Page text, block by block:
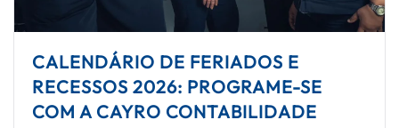
CALENDÁRIO DE FERIADOS E
RECESSOS 2026: PROGRAME-SE
COM A CAYRO CONTABILIDADE